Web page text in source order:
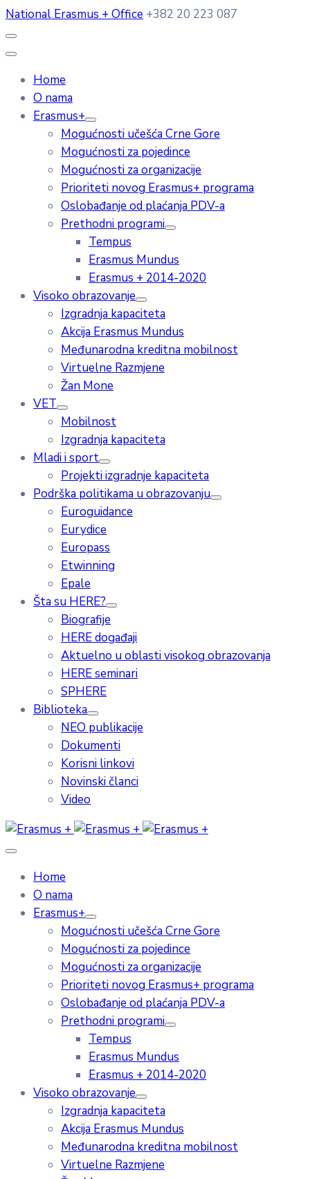
National Erasmus + Office +382 20 223 087
Home
O nama
Erasmus+
Mogućnosti učešća Crne Gore
Mogućnosti za pojedince
Mogućnosti za organizacije
Prioriteti novog Erasmus+ programa
Oslobađanje od plaćanja PDV-a
Prethodni programi
Tempus
Erasmus Mundus
Erasmus + 2014-2020
Visoko obrazovanje
Izgradnja kapaciteta
Akcija Erasmus Mundus
Međunarodna kreditna mobilnost
Virtuelne Razmjene
Žan Mone
VET
Mobilnost
Izgradnja kapaciteta
Mladi i sport
Projekti izgradnje kapaciteta
Podrška politikama u obrazovanju
Euroguidance
Eurydice
Europass
Etwinning
Epale
Šta su HERE?
Biografije
HERE događaji
Aktuelno u oblasti visokog obrazovanja
HERE seminari
SPHERE
Biblioteka
NEO publikacije
Dokumenti
Korisni linkovi
Novinski članci
Video
Home
O nama
Erasmus+
Mogućnosti učešća Crne Gore
Mogućnosti za pojedince
Mogućnosti za organizacije
Prioriteti novog Erasmus+ programa
Oslobađanje od plaćanja PDV-a
Prethodni programi
Tempus
Erasmus Mundus
Erasmus + 2014-2020
Visoko obrazovanje
Izgradnja kapaciteta
Akcija Erasmus Mundus
Međunarodna kreditna mobilnost
Virtuelne Razmjene